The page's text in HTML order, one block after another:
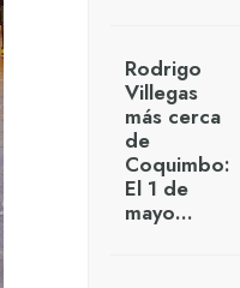
Rodrigo
Villegas
más cerca
de
Coquimbo:
El 1 de
mayo…